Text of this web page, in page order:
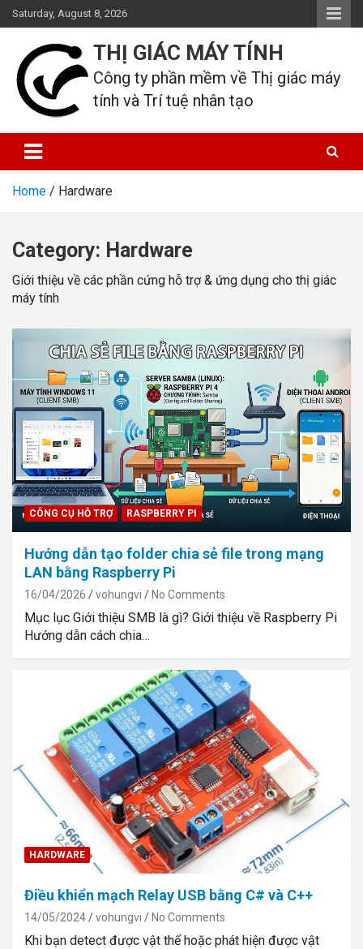
Skip
to
content
Saturday, August 8, 2026
THỊ GIÁC MÁY TÍNH
Công ty phần mềm về Thị giác máy
tính và Trí tuệ nhân tạo
Home Hardware
Category: Hardware
Giới thiệu về các phần cứng hỗ trợ & ứng dụng cho thị giác
máy tính
CÔNG CỤ HỖ TRỢ RASPBERRY PI
Hướng dẫn tạo folder chia sẻ file trong mạng
LAN bằng Raspberry Pi
16/04/2026 vohungvi No Comments
Mục lục Giới thiệu SMB là gì? Giới thiệu về Raspberry Pi
Hướng dẫn cách chia…
HARDWARE
Điều khiển mạch Relay USB bằng C# và C++
14/05/2024 vohungvi No Comments
Khi bạn detect được vật thể hoặc phát hiện được vật